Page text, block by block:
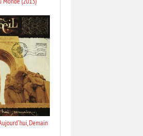
Demain